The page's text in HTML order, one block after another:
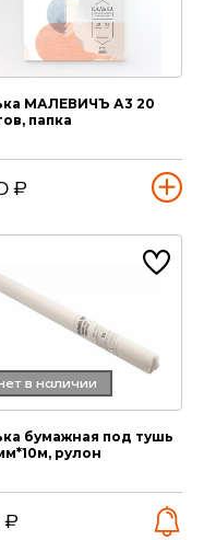
МАЛЕВИЧЪ А3 20
папка
₽
в наличии
бумажная под тушь
рулон
₽